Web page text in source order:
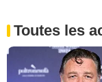
Toutes les